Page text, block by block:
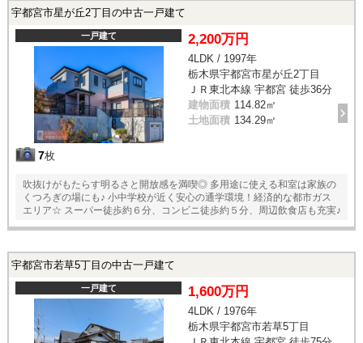
宇都宮市星が丘2丁目の中古一戸建て
一戸建て
7枚
2,200万円
4LDK / 1997年
栃木県宇都宮市星が丘2丁目
ＪＲ東北本線 宇都宮 徒歩36分
建物面積 114.82㎡
土地面積 134.29㎡
吹抜けがもたらす明るさと開放感を満喫◎ 多用途に使える和室は家族の
くつろぎの場にも♪ 小中学校が近く安心の通学環境！経済的な都市ガス
エリア☆ スーパー徒歩約６分、コンビニ徒歩約５分、周辺飲食店も充実♪
宇都宮市若草5丁目の中古一戸建て
一戸建て 1,600万円
4LDK / 1976年
栃木県宇都宮市若草5丁目